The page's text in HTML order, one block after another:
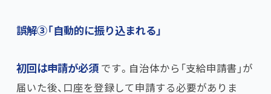
誤解③「自動的に振り込まれる」​
初回は申請が必須 です。自治体から「支給申請書」が
届いた後、口座を登録して申請する必要がありま